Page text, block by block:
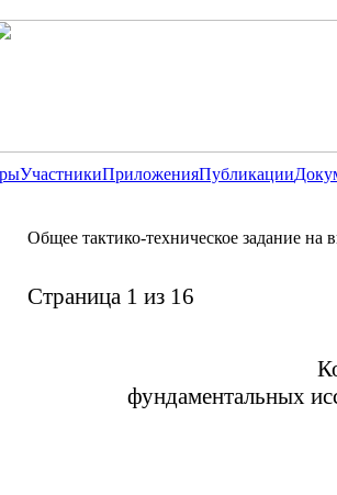
УчастникиПриложенияПубликации
Общее тактико-техническое задание
Страница 1 из 16
фундаментальных